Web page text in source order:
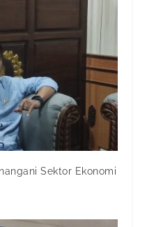
Sektor Ekonomi